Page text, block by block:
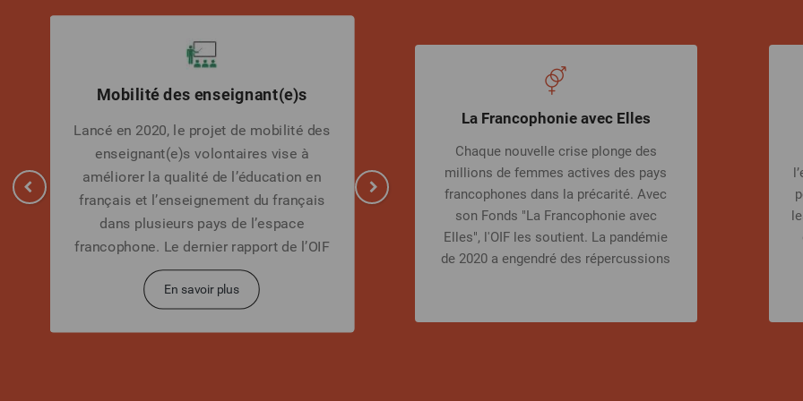
Mobilité des enseignant(e)s
Lancé en 2020, le projet de mobilité des
enseignant(e)s volontaires vise à
améliorer la qualité de l’éducation en
français et l’enseignement du français
dans plusieurs pays de l’espace
francophone. Le dernier rapport de l’OIF
« La langue française dans le monde »,
actualisé en 2022, faisait état
En savoir plus
La Francophonie avec Elles
Chaque nouvelle crise plonge des
millions de femmes actives des pays
francophones dans la précarité. Avec
son Fonds "La Francophonie avec
Elles", l'OIF les soutient. La pandémie
de 2020 a engendré des répercussions
ont été les